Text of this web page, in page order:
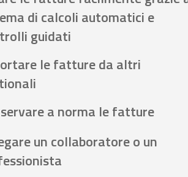
di calcoli automatici e
guidati
le fatture da altri
a norma le fatture
un collaboratore o un